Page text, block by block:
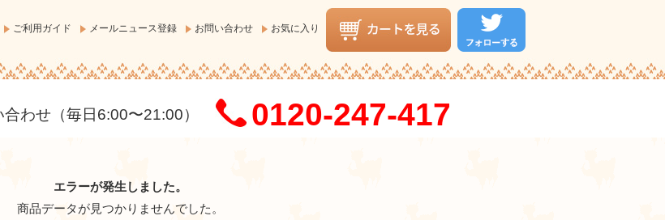
ご利用ガイド メールニュース登録 お問い合わせ お気に入り
わせ（毎日6:00〜21:00） 0120-247-417
エラーが発生しました。
商品データが見つかりませんでした。